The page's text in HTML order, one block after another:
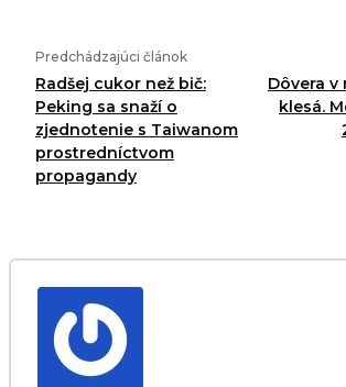
Predchádzajúci článok
Radšej cukor než bič:
Peking sa snaží o
zjednotenie s Taiwanom
prostredníctvom
propagandy
Dôvera v
klesá.